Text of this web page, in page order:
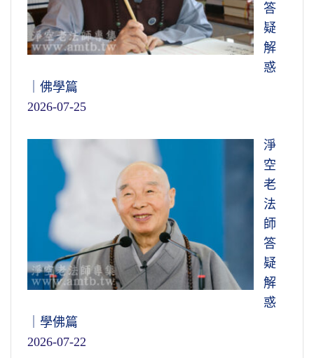
答
疑
解
惑
｜佛學篇
2026-07-25
淨
空
老
法
師
答
疑
解
惑
｜學佛篇
2026-07-22